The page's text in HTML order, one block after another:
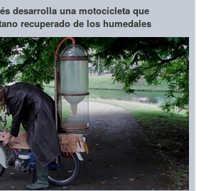
desarrolla una motocicleta que
recuperado de los humedales